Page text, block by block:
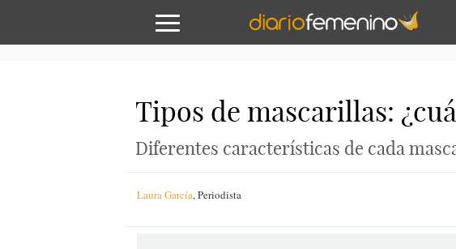
Tipos de mascarillas:
Diferentes características de cada
Laura García,Periodista